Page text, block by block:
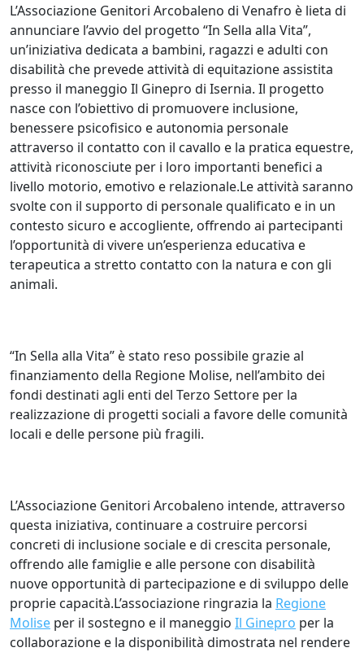
L’Associazione Genitori Arcobaleno di Venafro è lieta di
annunciare l’avvio del progetto “In Sella alla Vita”,
un’iniziativa dedicata a bambini, ragazzi e adulti con
disabilità che prevede attività di equitazione assistita
presso il maneggio Il Ginepro di Isernia. Il progetto
nasce con l’obiettivo di promuovere inclusione,
benessere psicofisico e autonomia personale
attraverso il contatto con il cavallo e la pratica equestre,
attività riconosciute per i loro importanti benefici a
livello motorio, emotivo e relazionale.Le attività saranno
svolte con il supporto di personale qualificato e in un
contesto sicuro e accogliente, offrendo ai partecipanti
l’opportunità di vivere un’esperienza educativa e
terapeutica a stretto contatto con la natura e con gli
animali.
“In Sella alla Vita” è stato reso possibile grazie al
finanziamento della Regione Molise, nell’ambito dei
fondi destinati agli enti del Terzo Settore per la
realizzazione di progetti sociali a favore delle comunità
locali e delle persone più fragili.
L’Associazione Genitori Arcobaleno intende, attraverso
questa iniziativa, continuare a costruire percorsi
concreti di inclusione sociale e di crescita personale,
offrendo alle famiglie e alle persone con disabilità
nuove opportunità di partecipazione e di sviluppo delle
proprie capacità.L’associazione ringrazia la Regione
Molise per il sostegno e il maneggio Il Ginepro per la
collaborazione e la disponibilità dimostrata nel rendere